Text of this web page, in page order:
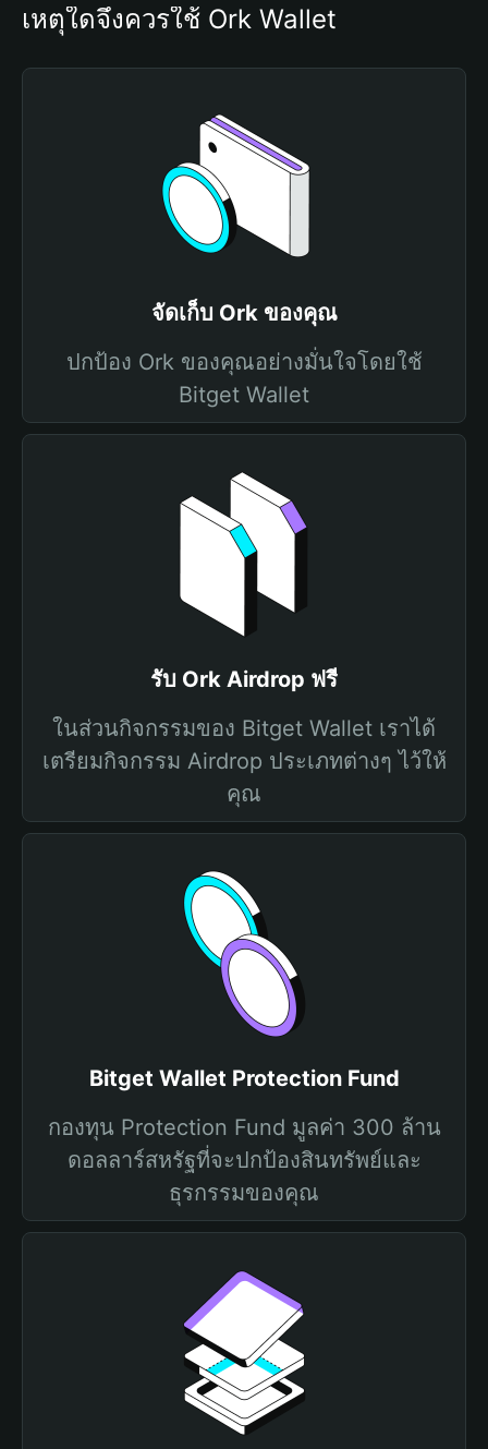
เหตุใดจึงควรใช้ Ork Wallet
จัดเก็บ Ork ของคุณ
ปกป้อง Ork ของคุณอย่างมั่นใจโดยใช้
Bitget Wallet
รับ Ork Airdrop ฟรี
ในส่วนกิจกรรมของ Bitget Wallet เราได้
เตรียมกิจกรรม Airdrop ประเภทต่างๆ ไว้ให้
คุณ
Bitget Wallet Protection Fund
กองทุน Protection Fund มูลค่า 300 ล้าน
ดอลลาร์สหรัฐที่จะปกป้องสินทรัพย์และ
ธุรกรรมของคุณ